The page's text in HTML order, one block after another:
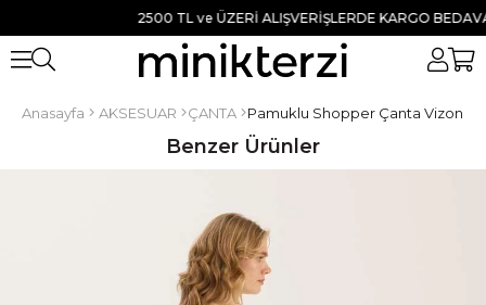
2500 TL ve ÜZERİ ALIŞVERİŞLERDE KARGO BEDAVA ●
Anasayfa AKSESUAR ÇANTA Pamuklu Shopper Çanta Vizon
Benzer Ürünler